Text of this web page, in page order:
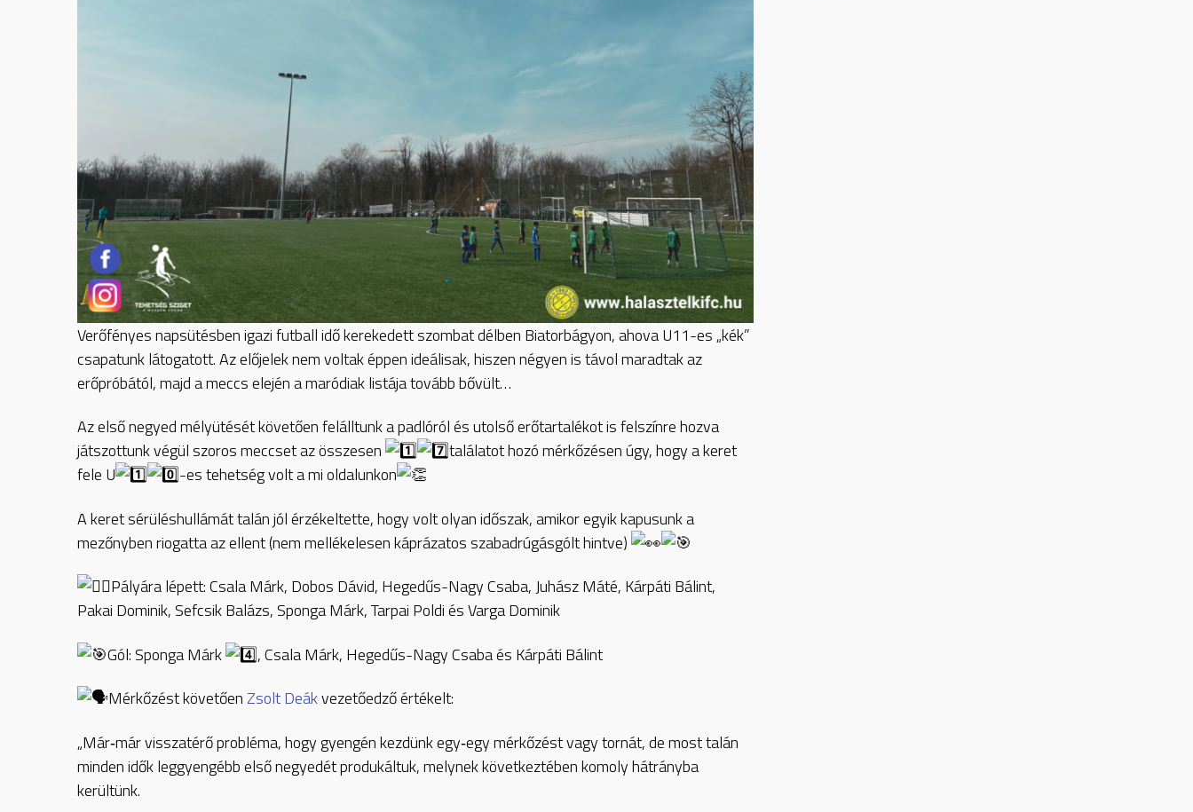
Verőfényes napsütésben igazi futball idő kerekedett szombat délben Biatorbágyon, ahova U11-es „kék”
csapatunk látogatott. Az előjelek nem voltak éppen ideálisak, hiszen négyen is távol maradtak az
erőpróbától, majd a meccs elején a maródiak listája tovább bővült…
Az első negyed mélyütését követően felálltunk a padlóról és utolső erőtartalékot is felszínre hozva
játszottunk végül szoros meccset az összesen
találatot hozó mérkőzésen úgy, hogy a keret
fele U
-es tehetség volt a mi oldalunkon
A keret sérüléshullámát talán jól érzékeltette, hogy volt olyan időszak, amikor egyik kapusunk a
mezőnyben riogatta az ellent (nem mellékelesen káprázatos szabadrúgásgólt hintve)
Pályára lépett: Csala Márk, Dobos Dávid, Hegedűs-Nagy Csaba, Juhász Máté, Kárpáti Bálint,
Pakai Dominik, Sefcsik Balázs, Sponga Márk, Tarpai Poldi és Varga Dominik
Gól: Sponga Márk
, Csala Márk, Hegedűs-Nagy Csaba és Kárpáti Bálint
Mérkőzést követőenZsolt Deákvezetőedző értékelt:
„Már‐már visszatérő probléma, hogy gyengén kezdünk egy‐egy mérkőzést vagy tornát, de most talán
minden idők leggyengébb első negyedét produkáltuk, melynek következtében komoly hátrányba
kerültünk.